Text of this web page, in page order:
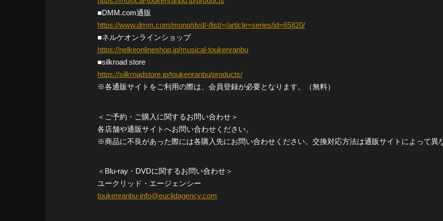
■DMM.com通販
https://www.dmm.com/mono/dvd/-/list/=/article=series/id=65820/
■ネルケオンラインショップ
https://nelkeonlineshop.jp/musical-toukenranbu
■silkroad store
https://silkroadstore.jp/toukenranbu/products/
※各通販サイトをご利用の際は、会員登録が必要となります。（無料）
＜ご予約・ご購入に関するお問い合わせ＞
各店舗や通販サイトへお問い合わせください。
※商品に不良があった際には各購入先にお問い合わせください。交換対応方法は通販サイトによって異
＜Blu-ray・DVDに関するお問い合わせ＞
ユークリッド・エージェンシー
toukenranbu-info@euclidagency.com